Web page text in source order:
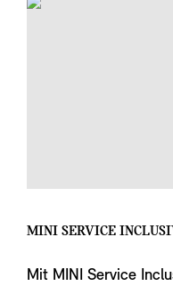
MINI SERVICE
Mit MINI Service